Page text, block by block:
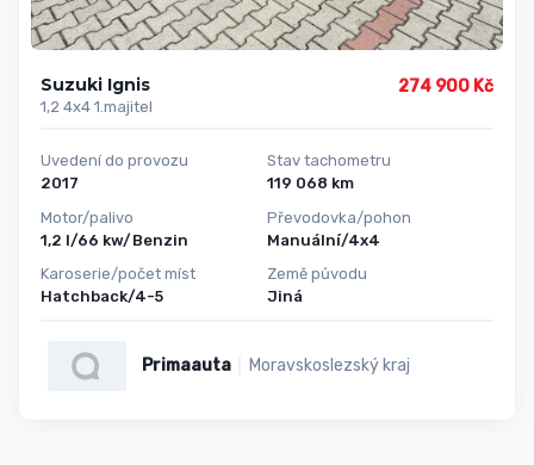
Suzuki Ignis
1,2 4x4 1.majitel
274 900 Kč
Uvedení do provozu
2017
Motor/palivo
1,2 l/66 kw/Benzin
Karoserie/počet míst
Hatchback/4-5
Stav tachometru
119 068 km
Převodovka/pohon
Manuální/4x4
Země původu
Jiná
Primaauta Moravskoslezský kraj